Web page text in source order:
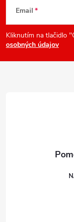
i
Email
Kliknutím na tlačidlo
osobných údajov